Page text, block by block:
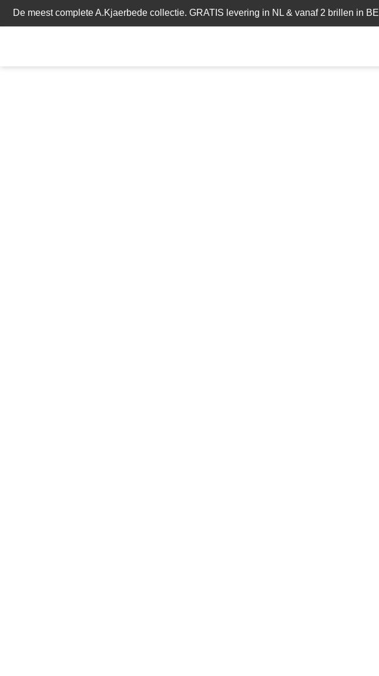
De meest complete A.Kjaerbede collectie. GRATIS levering in NL & vanaf 2 brillen in BE